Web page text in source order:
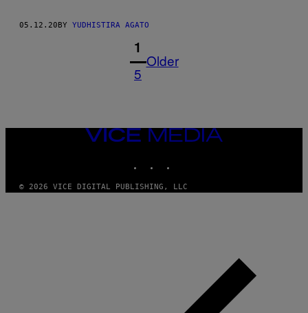
05.12.20BY YUDHISTIRA AGATO
1
5
Older
VICE
MEDIA
© 2026 VICE DIGITAL PUBLISHING, LLC